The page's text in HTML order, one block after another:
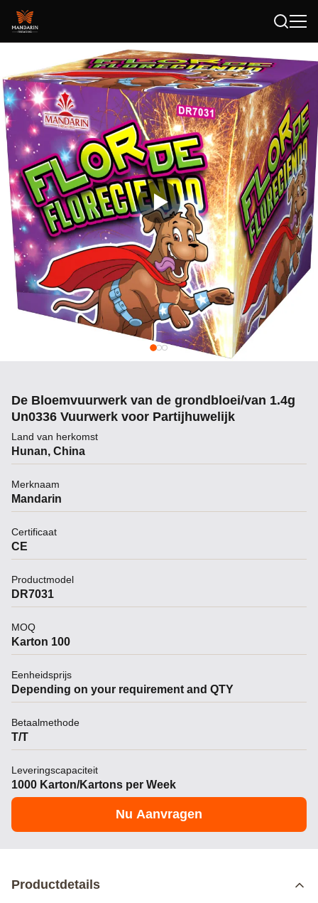
De Bloemvuurwerk van de grondbloei/van 1.4g
Un0336 Vuurwerk voor Partijhuwelijk
Land van herkomst
Hunan, China
Merknaam
Mandarin
Certificaat
CE
Productmodel
DR7031
MOQ
Karton 100
Eenheidsprijs
Depending on your requirement and QTY
Betaalmethode
T/T
Leveringscapaciteit
1000 Karton/Kartons per Week
Nu Aanvragen
Productdetails